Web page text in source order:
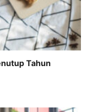
Tahun